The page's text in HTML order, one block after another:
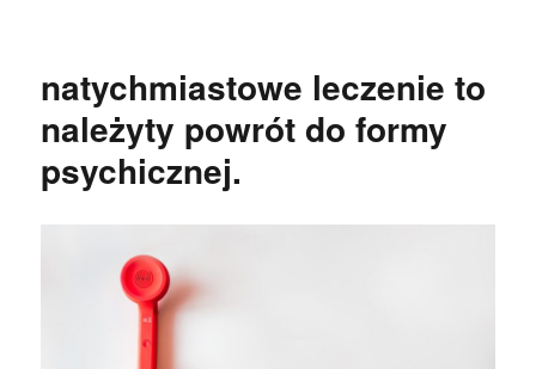
natychmiastowe leczenie to
należyty powrót do formy
psychicznej.